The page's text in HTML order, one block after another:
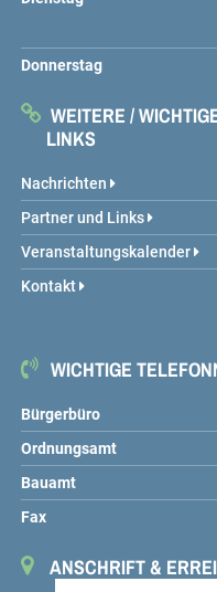
Donnerstag
WEITERE /
LINKS
Nachrichten
Partner und Links
Veranstaltungskalender
Kontakt
WICHTIGE
Bürgerbüro
Ordnungsamt
Bauamt
Fax
ANSCHRIFT &